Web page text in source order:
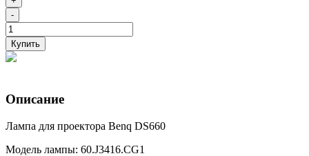
-
Купить
Описание
Лампа для проектора Benq DS660
Модель лампы: 60.J3416.CG1